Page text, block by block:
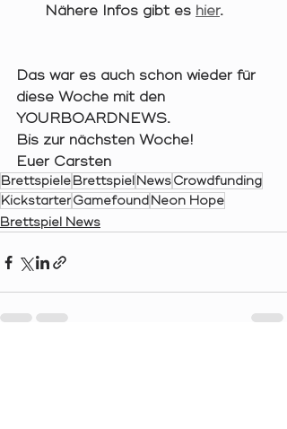
Nähere Infos gibt es hier.
Das war es auch schon wieder für
diese Woche mit den
YOURBOARDNEWS.
Bis zur nächsten Woche!
Euer Carsten
BrettspieleBrettspielNewsCrowdfunding
KickstarterGamefoundNeon Hope
Brettspiel News